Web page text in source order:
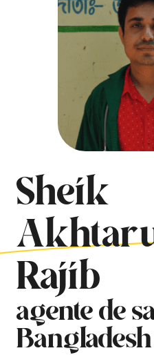
Sheik
Rajib
agente de
Bangladesh